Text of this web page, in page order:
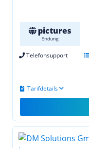
pictures
Endung
Telefonsupport
Tarifdetails